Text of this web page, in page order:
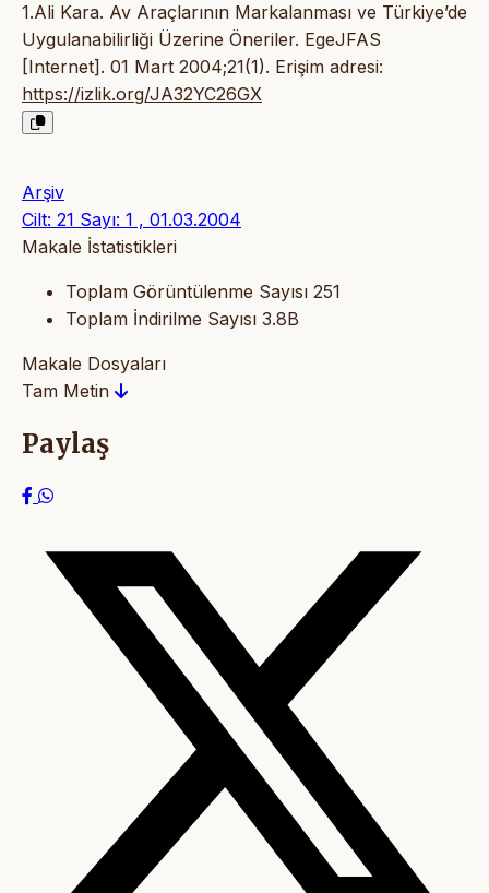
1.Ali Kara. Av Araçlarının Markalanması ve Türkiye’de
Uygulanabilirliği Üzerine Öneriler. EgeJFAS
[Internet]. 01 Mart 2004;21(1). Erişim adresi:
https://izlik.org/JA32YC26GX
Arşiv
Cilt: 21 Sayı: 1 , 01.03.2004
Makale İstatistikleri
Toplam Görüntülenme Sayısı 251
Toplam İndirilme Sayısı 3.8B
Makale Dosyaları
Tam Metin
Paylaş